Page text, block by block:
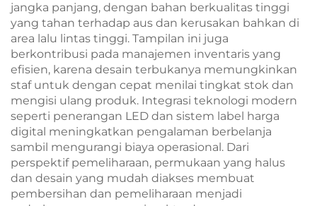
jangka panjang, dengan bahan berkualitas tinggi
yang tahan terhadap aus dan kerusakan bahkan di
area lalu lintas tinggi. Tampilan ini juga
berkontribusi pada manajemen inventaris yang
efisien, karena desain terbukanya memungkinkan
staf untuk dengan cepat menilai tingkat stok dan
mengisi ulang produk. Integrasi teknologi modern
seperti penerangan LED dan sistem label harga
digital meningkatkan pengalaman berbelanja
sambil mengurangi biaya operasional. Dari
perspektif pemeliharaan, permukaan yang halus
dan desain yang mudah diakses membuat
pembersihan dan pemeliharaan menjadi